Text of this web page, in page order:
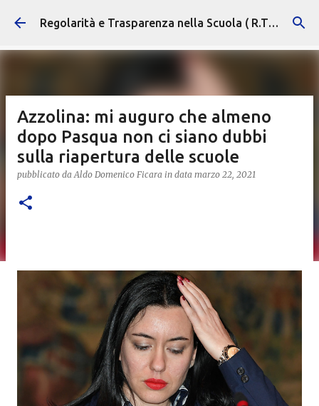
Passa ai contenuti principali Regolarità e Trasparenza nella Scuola ( R.T.S. )
Azzolina: mi auguro che almeno
dopo Pasqua non ci siano dubbi
sulla riapertura delle scuole
pubblicato daAldo Domenico Ficara in data marzo 22, 2021